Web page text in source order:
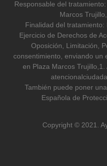
Responsable del
Marcos
Finalidad del tratamiento:
Ejercicio de Derechos de
Oposición, Limitación,
consentimiento, enviando un
en Plaza Marcos
También puede poner
Española de
Copyright © 2021.